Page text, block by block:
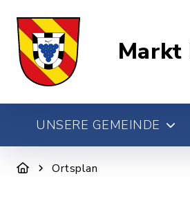
Markt
UNSERE GEMEINDE
Ortsplan